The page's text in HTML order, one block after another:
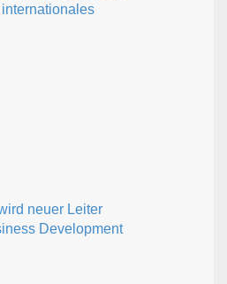
neuer Leiter
Development